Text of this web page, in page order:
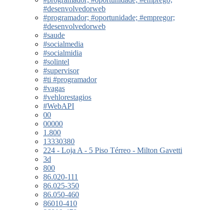
#desenvolvedorweb
#programador; #oportunidade; #empregor;
#desenvolvedorweb
#saude
#socialmedia
#socialmidia
#solintel
#supervisor
#ti #programador
#vagas
#vehlorestagios
#WebAPI
00
00000
1.800
13330380
224 - Loja A - 5 Piso Térreo - Milton Gavetti
3d
800
86.020-111
86.025-350
86.050-460
86010-410